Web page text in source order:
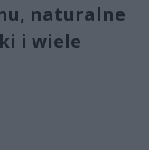
naturalne
i wiele